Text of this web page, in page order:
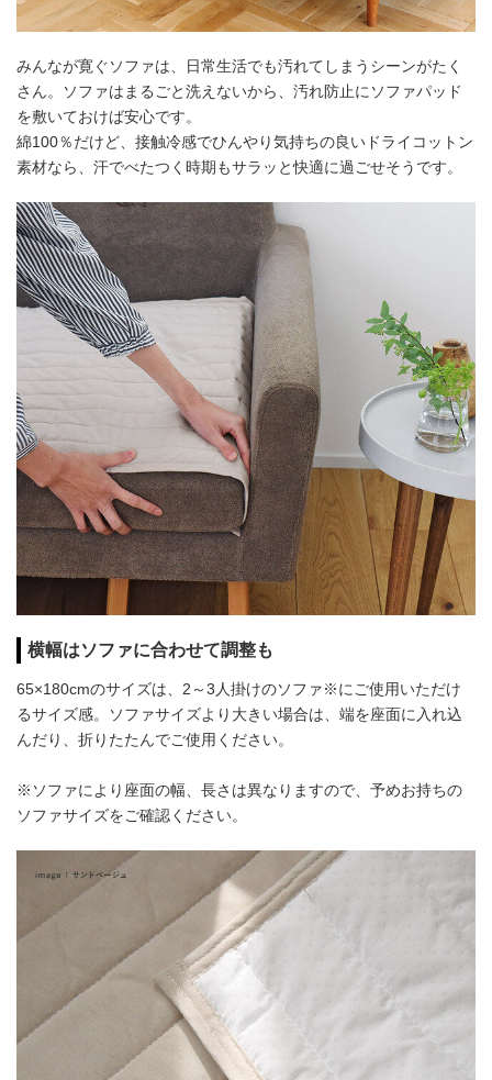
みんなが寛ぐソファは、日常生活でも汚れてしまうシーンがたく
さん。ソファはまるごと洗えないから、汚れ防止にソファパッド
を敷いておけば安心です。
綿100％だけど、接触冷感でひんやり気持ちの良いドライコットン
素材なら、汗でべたつく時期もサラッと快適に過ごせそうです。
横幅はソファに合わせて調整も
65×180cmのサイズは、2～3人掛けのソファ※にご使用いただけ
るサイズ感。ソファサイズより大きい場合は、端を座面に入れ込
んだり、折りたたんでご使用ください。
※ソファにより座面の幅、長さは異なりますので、予めお持ちの
ソファサイズをご確認ください。